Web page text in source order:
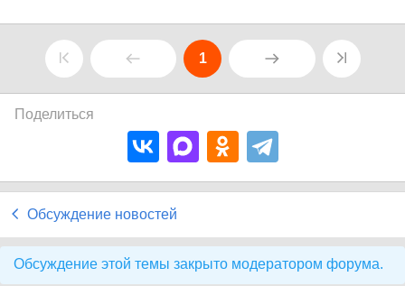
1
Поделиться
Обсуждение новостей
Обсуждение этой темы закрыто модератором форума.